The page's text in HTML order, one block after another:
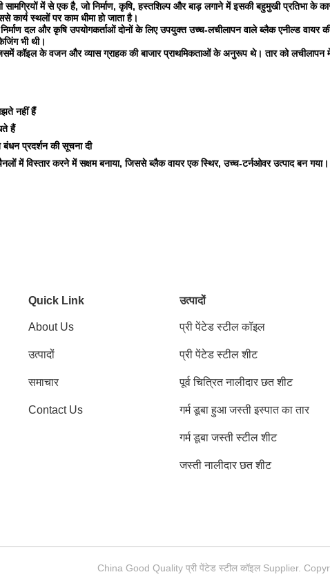
में से एक है, जो निर्माण, कृषि, हस्तशिल्प और बाड़ लगाने में इसकी बहुमुखी प्रतिभा के
स्थलों पर काम धीमा हो जाता है।
दल और कृषि उपयोगकर्ताओं दोनों के लिए उपयुक्त उच्च-लचीलापन वाले ब्लैक एनील्ड
भी थी।
कॉइल के वजन और व्यास ग्राहक की बाजार प्राथमिकताओं के अनुरूप थे। तार को
नहीं हैं
हैं
प्रदर्शन की सूचना दी
में विस्तार करने में सक्षम बनाया, जिससे ब्लैक वायर एक स्थिर, उच्च-टर्नओवर उत्पाद बन गया।
Quick Link
About Us
उत्पादों
समाचार
Contact Us
उत्पादों
प्री पेंटेड स्टील कॉइल
प्री पेंटेड स्टील शीट
पूर्व चित्रित नालीदार छत शीट
गर्म डूबा हुआ जस्ती इस्पात का तार
गर्म डूबा जस्ती स्टील शीट
जस्ती नालीदार छत शीट
China Good Quality प्री पेंटेड स्टील कॉइल Supplier.